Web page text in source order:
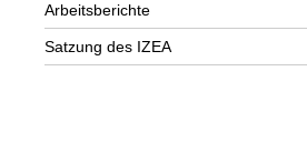
Arbeitsberichte
Satzung des IZEA